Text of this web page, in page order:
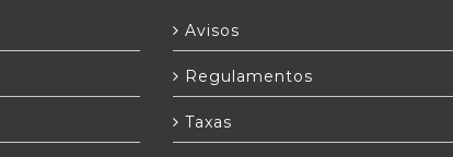
Avisos
Regulamentos
Taxas